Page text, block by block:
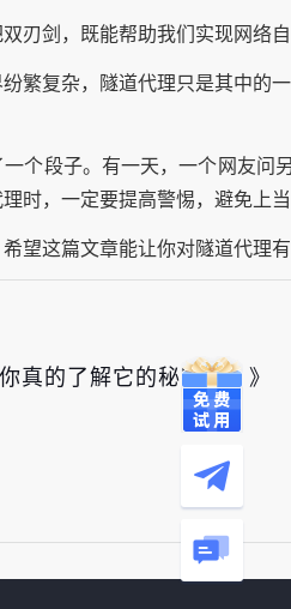
刃剑，既能帮助我们实现网络
繁复杂，隧道代理只是其中的
个段子。有一天，一个网友问
时，一定要提高警惕，避免上
望这篇文章能让你对隧道代理
真的了解它的秘密吗？》